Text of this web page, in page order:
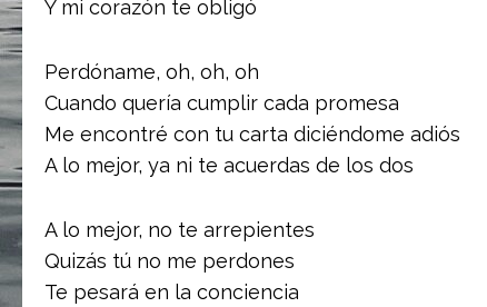
Y mi corazón te obligó
Perdóname, oh, oh, oh
Cuando quería cumplir cada promesa
Me encontré con tu carta diciéndome adiós
A lo mejor, ya ni te acuerdas de los dos
A lo mejor, no te arrepientes
Quizás tú no me perdones
Te pesará en la conciencia